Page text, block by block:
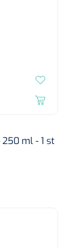
ml - 1 st